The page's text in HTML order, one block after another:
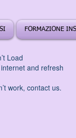
FORMAZIONE
Load
and refresh
work, contact us.